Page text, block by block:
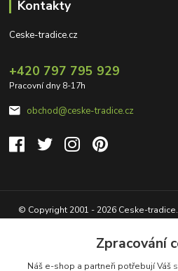
Kontakty
Ceske-tradice.cz
+420 797 795 929
Pracovní dny 8-17h
obchod@ceske-tradice.cz
© Copyright 2001 - 2026 Ceske-
Zpracování
Náš e-shop a partneři potřebují Váš